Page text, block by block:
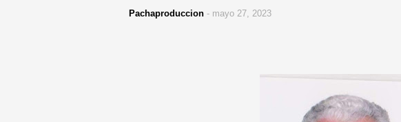
Pachaproduccion - mayo 27, 2023